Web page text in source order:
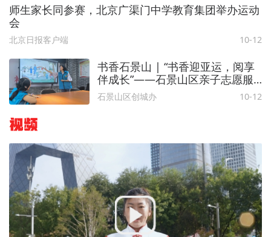
师生家长同参赛，北京广渠门中学教育集团举办运动
会
北京日报客户端 10-12
书香石景山 | “书香迎亚运，阅享
伴成长”——石景山区亲子志愿服
务队联合古城街道开展亲子读书会
活动
石景山区创城办 10-12
视频